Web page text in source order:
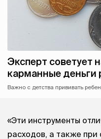
Эксперт советует
карманные деньги
Важно с детства прививать
«Эти инструменты
расходов, а также при